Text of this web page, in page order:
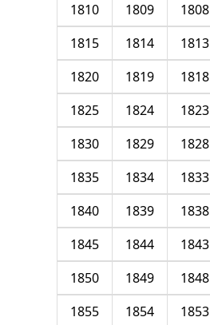
1808
1809
1810
1813
1814
1815
1818
1819
1820
1823
1824
1825
1828
1829
1830
1833
1834
1835
1838
1839
1840
1843
1844
1845
1848
1849
1850
1853
1854
1855